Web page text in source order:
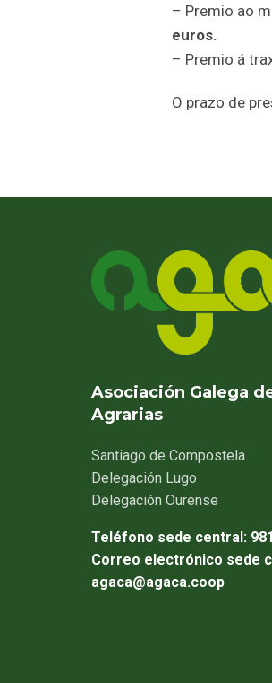
– Premio ao
euros.
– Premio á
O prazo de
Asociación Galega
Agrarias
Santiago de Compostela
Delegación Lugo
Delegación Ourense
Teléfono sede central:
Correo electrónico sede
agaca@agaca.coop